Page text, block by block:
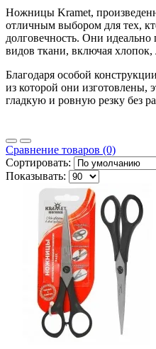
Ножницы Kramet,
отличным выбором для тех,
долговечность. Они идеально
видов ткани, включая
Благодаря особой
из которой они
гладкую и ровную резку без
Сравнение товаров (0)
Сортировать:
Показывать: